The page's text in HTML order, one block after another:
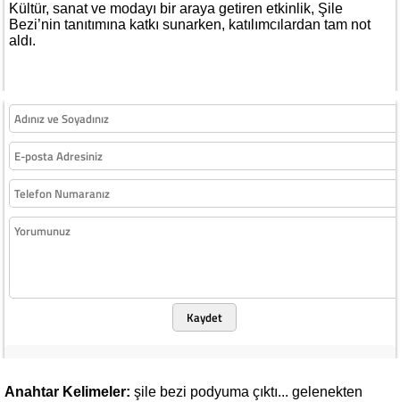
Kültür, sanat ve modayı bir araya getiren etkinlik, Şile
Bezi’nin tanıtımına katkı sunarken, katılımcılardan tam not
aldı.
Kaydet
Anahtar Kelimeler: şile bezi podyuma çıktı... gelenekten